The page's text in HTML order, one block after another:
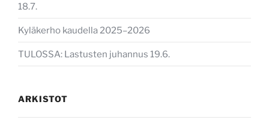
18.7.
Kyläkerho kaudella 2025–2026
TULOSSA: Lastusten juhannus 19.6.
ARKISTOT